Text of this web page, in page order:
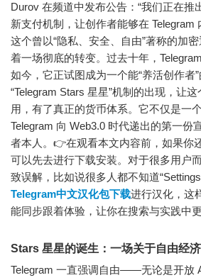
Durov 在频道中发布公告：“我们正在推
新支付机制，让创作者能够在 Telegram
这个曾以“隐私、安全、自由”著称的加
着一场彻底的转变。过去十年，
如今，它正试图成为一个能“养活创作者”
“Telegram Stars 星星”机制的出现，让
用，有了真正的货币体系。它不仅是一
Telegram 向 Web3.0 时代递出的第一份
者本人。👉在观看本文内容前，如果你
可以先去进行下载安装。对于很多用户
致误解，比如说很多人都不知道
Telegram中文汉化包下载进行汉化，这
能同步跟着体验，让你在搜索与实践中
Stars 星星的诞生：一场关于自由经
Telegram 一直强调自由——无论是开放